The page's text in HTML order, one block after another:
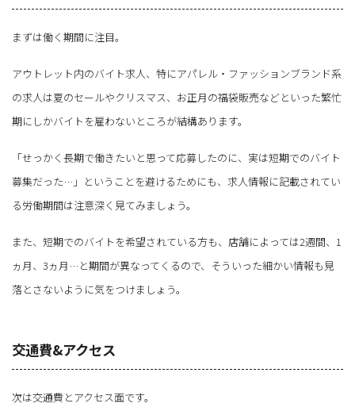
まずは働く期間に注目。
アウトレット内のバイト求人、特にアパレル・ファッションブランド系
の求人は夏のセールやクリスマス、お正月の福袋販売などといった繁忙
期にしかバイトを雇わないところが結構あります。
「せっかく長期で働きたいと思って応募したのに、実は短期でのバイト
募集だった…」ということを避けるためにも、求人情報に記載されてい
る労働期間は注意深く見てみましょう。
また、短期でのバイトを希望されている方も、店舗によっては2週間、1
ヵ月、3ヵ月…と期間が異なってくるので、そういった細かい情報も見
落とさないように気をつけましょう。
交通費&アクセス
次は交通費とアクセス面です。